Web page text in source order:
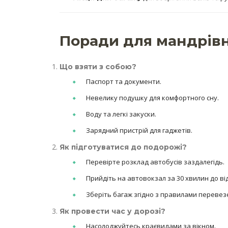
Поради для
Що взяти з собою?
Паспорт та документи.
Невелику подушку для комфортного сну.
Воду та легкі закуски.
Зарядний пристрій для гаджетів.
Як підготуватися до подорожі?
Перевірте розклад автобусів заздалегідь.
Прийдіть на автовокзал за 30 хвилин до
Зберіть багаж згідно з правилами
Як провести час у дорозі?
Насолоджуйтесь краєвидами за вікном.